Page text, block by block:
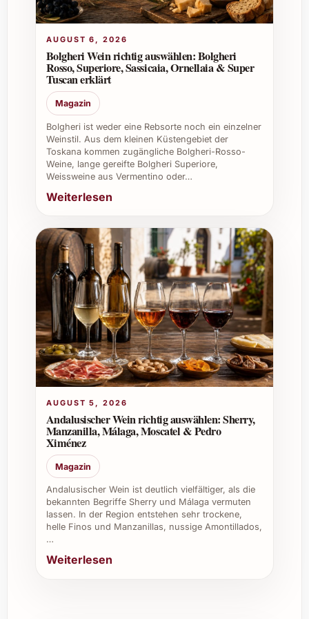
ausgezeichnete Figur, da er sowohl pur als
auch als Begleiter zu Speisen hervorragend
harmoniert.
Häufig gestellte Fragen zu Etiris PB
2024
Was zeichnet Etiris PB 2024 geschmacklich
aus?
Der Etiris PB 2024 überzeugt durch seine
fruchtigen Aromen, eine feine Würze und
angenehm, ohne zu dominieren.
Für welche Anlässe ist Etiris PB 2024
besonders geeignet?
Er eignet sich bestens für festliche
Gelegenheiten wie Geburtstage, Hochzeiten,
Weihnachten sowie für Firmenevents und
private Feiern. Auch als Geschenk ist er eine
sehr gute Wahl.
Wie wird Etiris PB 2024 am besten
serviert?
Idealerweise leicht gekühlt servieren, je nach
Anlass auch bei Zimmertemperatur. Er passt
gut zu Käse, gedämpftem Fleisch oder als
Aperitif.
Kann man Etiris PB 2024 gut lagern?
AUGUST 6, 2026
Bolgheri Wein richtig auswählen: Bolgheri
Rosso, Superiore, Sassicaia, Ornellaia & Super
Tuscan erklärt
Magazin
Bolgheri ist weder eine Rebsorte noch ein einzelner
Weinstil. Aus dem kleinen Küstengebiet der
Toskana kommen zugängliche Bolgheri-Rosso-
Weine, lange gereifte Bolgheri Superiore,
Weissweine aus Vermentino oder…
Weiterlesen
AUGUST 5, 2026
Andalusischer Wein richtig auswählen: Sherry,
Manzanilla, Málaga, Moscatel & Pedro
Ximénez
Magazin
Andalusischer Wein ist deutlich vielfältiger, als die
bekannten Begriffe Sherry und Málaga vermuten
lassen. In der Region entstehen sehr trockene,
helle Finos und Manzanillas, nussige Amontillados,
…
Weiterlesen